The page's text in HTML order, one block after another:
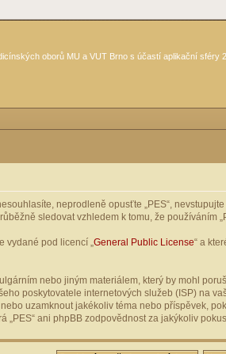
oborů MU a VUT Brno s účastí aplikační sféry
neprodleně opusťte „PES“,
sledovat vzhledem k tomu, že používáním
pod licencí „ General Public License“ a
nebo jiným materiálem, který by mohl
poskytovatele internetových služeb (ISP) na
uzamknout jakékoliv téma nebo příspěvek,
ani phpBB zodpovědnost za jakýkoliv